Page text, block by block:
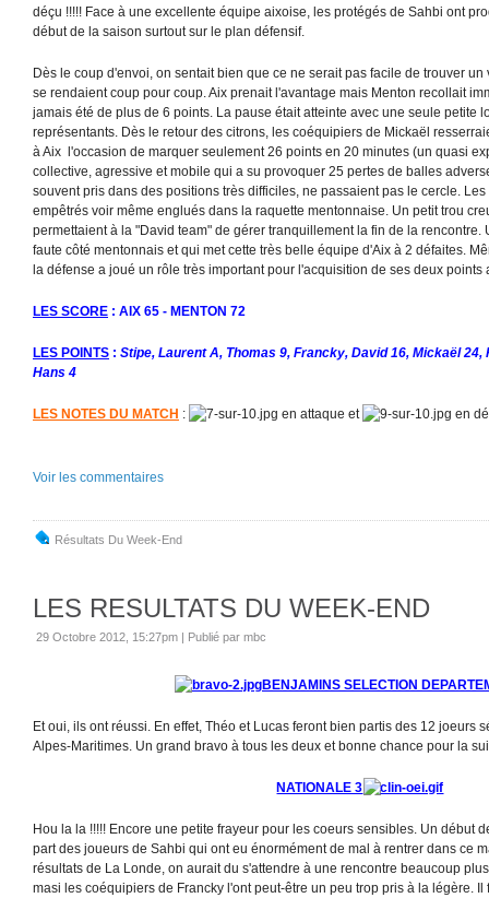
déçu !!!!! Face à une excellente équipe aixoise, les protégés de Sahbi ont
début de la saison surtout sur le plan défensif.
Dès le coup d'envoi, on sentait bien que ce ne serait pas facile de trouver
se rendaient coup pour coup. Aix prenait l'avantage mais Menton recollait
jamais été de plus de 6 points. La pause était atteinte avec une seule petite
représentants. Dès le retour des citrons, les coéquipiers de Mickaël
à Aix l'occasion de marquer seulement 26 points en 20 minutes (un quasi
collective, agressive et mobile qui a su provoquer 25 pertes de balles
souvent pris dans des positions très difficiles, ne passaient pas le cercle.
empêtrés voir même englués dans la raquette mentonnaise. Un petit trou
permettaient à la "David team" de gérer tranquillement la fin de la rencontre.
faute côté mentonnais et qui met cette très belle équipe d'Aix à 2 défaites.
la défense a joué un rôle très important pour l'acquisition de ses deux points
LES SCORE : AIX 65 - MENTON 72
LES POINTS : Stipe, Laurent A, Thomas 9, Francky, David 16, Mickaël 24,
Hans 4
LES NOTES DU MATCH : en attaque et en
Voir les commentaires
Résultats Du Week-End
LES RESULTATS DU WEEK-END
29 Octobre 2012, 15:27pm | Publié par mbc
BENJAMINS SELECTION
Et oui, ils ont réussi. En effet, Théo et Lucas feront bien partis des 12 joeurs
Alpes-Maritimes. Un grand bravo à tous les deux et bonne chance pour la
NATIONALE 3
Hou la la !!!!! Encore une petite frayeur pour les coeurs sensibles. Un début
part des joueurs de Sahbi qui ont eu énormément de mal à rentrer dans ce
résultats de La Londe, on aurait du s'attendre à une rencontre beaucoup
masi les coéquipiers de Francky l'ont peut-être un peu trop pris à la légère.